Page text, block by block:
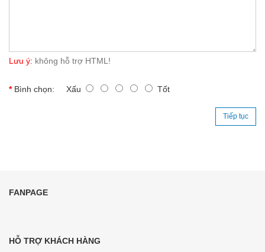
Lưu ý: không hỗ trợ HTML!
Bình chọn: Xấu Tốt
Tiếp tục
FANPAGE
HỖ TRỢ KHÁCH HÀNG